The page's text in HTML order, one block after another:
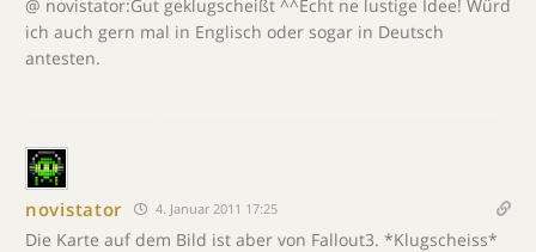
@ novistator:Gut geklugscheißt ^^Echt ne lustige Idee! Würd
ich auch gern mal in Englisch oder sogar in Deutsch
antesten.
novistator 4. Januar 2011 17:25
Die Karte auf dem Bild ist aber von Fallout3. *Klugscheiss*